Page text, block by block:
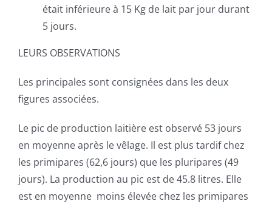
était inférieure à 15 Kg de lait par jour durant
5 jours.
LEURS OBSERVATIONS
Les principales sont consignées dans les deux
figures associées.
Le pic de production laitière est observé 53 jours
en moyenne après le vêlage. Il est plus tardif chez
les primipares (62,6 jours) que les pluripares (49
jours). La production au pic est de 45.8 litres. Elle
est en moyenne moins élevée chez les primipares